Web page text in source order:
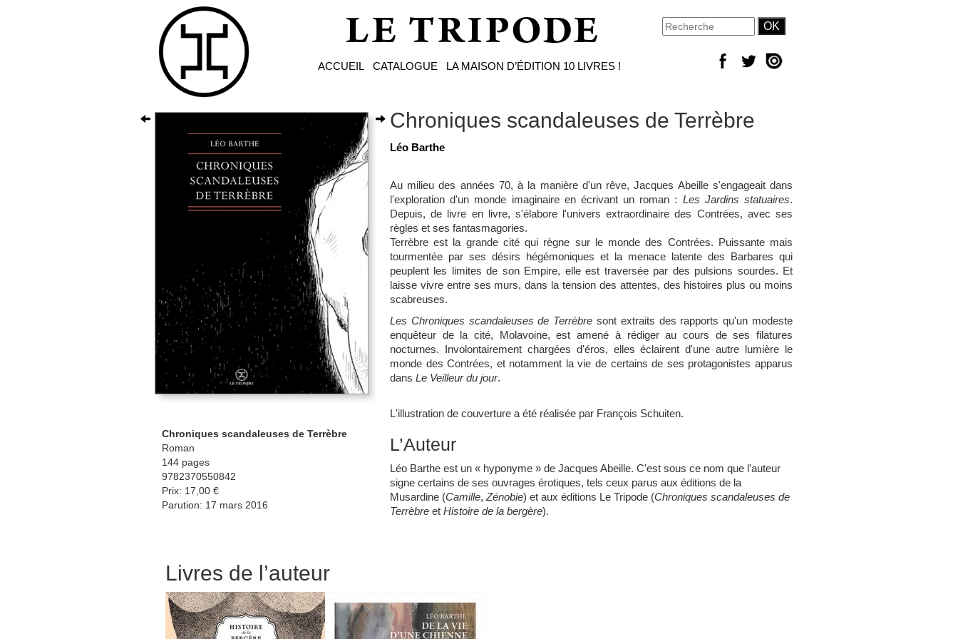
ACCUEIL CATALOGUE LA MAISON D’ÉDITION 10 LIVRES !
Chroniques scandaleuses de Terrèbre
Roman
144 pages
9782370550842
Prix: 17,00 €
Parution: 17 mars 2016
Chroniques scandaleuses de Terrèbre
Léo Barthe
Au milieu des années 70, à la manière d'un rêve, Jacques Abeille s'engageait dans
l'exploration d'un monde imaginaire en écrivant un roman : Les Jardins statuaires.
Depuis, de livre en livre, s'élabore l'univers extraordinaire des Contrées, avec ses
règles et ses fantasmagories.
Terrèbre est la grande cité qui règne sur le monde des Contrées. Puissante mais
tourmentée par ses désirs hégémoniques et la menace latente des Barbares qui
peuplent les limites de son Empire, elle est traversée par des pulsions sourdes. Et
laisse vivre entre ses murs, dans la tension des attentes, des histoires plus ou moins
scabreuses.
Les Chroniques scandaleuses de Terrèbre sont extraits des rapports qu'un modeste
enquêteur de la cité, Molavoine, est amené à rédiger au cours de ses filatures
nocturnes. Involontairement chargées d'éros, elles éclairent d'une autre lumière le
monde des Contrées, et notamment la vie de certains de ses protagonistes apparus
dans Le Veilleur du jour.
L'illustration de couverture a été réalisée par François Schuiten.
L’Auteur
Léo Barthe est un « hyponyme » de Jacques Abeille. C'est sous ce nom que l'auteur
signe certains de ses ouvrages érotiques, tels ceux parus aux éditions de la
Musardine (Camille, Zénobie) et aux éditions Le Tripode (Chroniques scandaleuses de
Terrèbre et Histoire de la bergère).
Livres de l’auteur